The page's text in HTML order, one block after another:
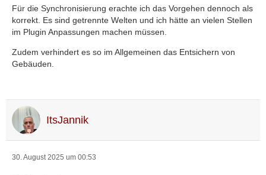
Für die Synchronisierung erachte ich das Vorgehen dennoch als
korrekt. Es sind getrennte Welten und ich hätte an vielen Stellen
im Plugin Anpassungen machen müssen.
Zudem verhindert es so im Allgemeinen das Entsichern von
Gebäuden.
ItsJannik
30. August 2025 um 00:53